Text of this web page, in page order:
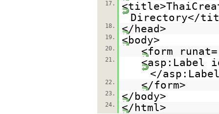
17.
Directory</
18. </head>
19. <body>
20. <form runat=
21.
<asp:Label
</
22. </form>
23. </body>
24. </html>